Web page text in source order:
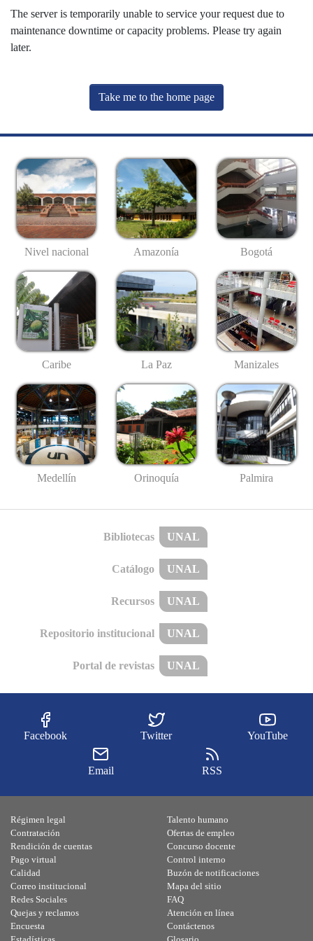
The server is temporarily unable to service your request due to
maintenance downtime or capacity problems. Please try again
later.
Take me to the home page
Nivel nacional Amazonía Bogotá
Caribe La Paz Manizales
Medellín Orinoquía Palmira
Bibliotecas UNAL
Catálogo UNAL
Recursos UNAL
Repositorio institucional UNAL
Portal de revistas UNAL
Facebook Twitter YouTube
Email RSS
Régimen legal
Contratación
Rendición de cuentas
Pago virtual
Calidad
Talento humano
Ofertas de empleo
Concurso docente
Control interno
Buzón de notificaciones
Correo institucional
Redes Sociales
Quejas y reclamos
Encuesta
Mapa del sitio
FAQ
Atención en línea
Contáctenos